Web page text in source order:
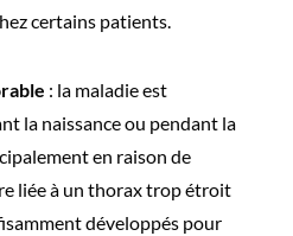
certains patients.
: la maladie est
la naissance ou pendant la
en raison de
liée à un thorax trop étroit
développés pour